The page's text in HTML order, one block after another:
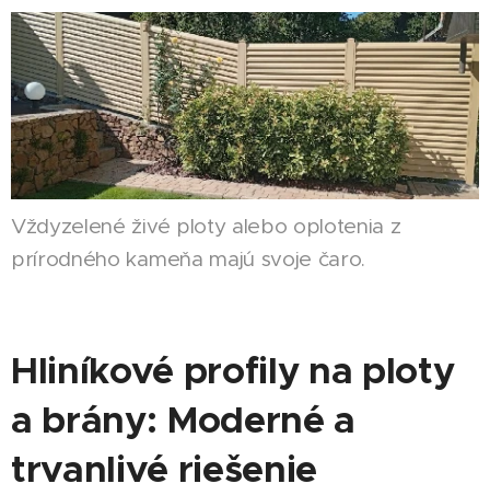
Vždyzelené živé ploty alebo oplotenia z
prírodného kameňa majú svoje čaro.
Hliníkové profily na ploty
a brány: Moderné a
trvanlivé riešenie